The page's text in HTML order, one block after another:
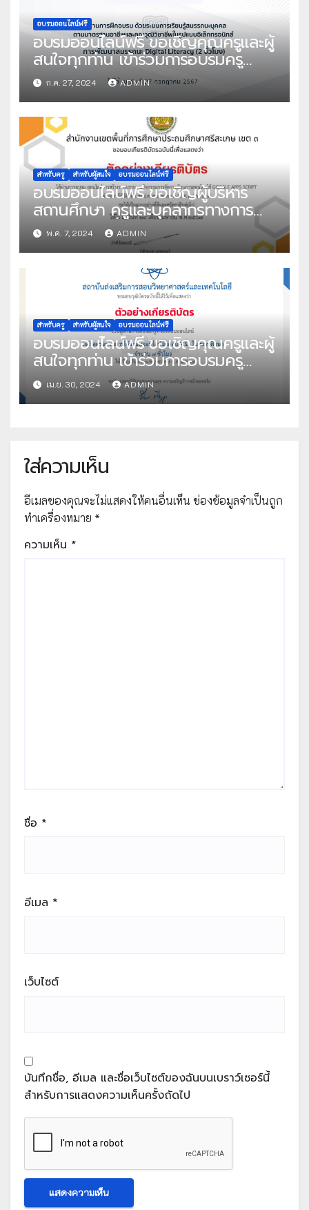
อบรมออนไลน์ฟรี
อบรมออนไลน์ฟรี ขอเชิญคุณครูและผู้
สนใจทุกท่าน เข้าร่วมการอบรมครู
ด้วยระบบออนไลน์ หลักสูตร การ
พัฒนาสมรรถนะ Digital Literacy
จำนวน 2 ชั่วโมง จัดโดย สถาบัน
คุณวุฒิวิชาชีพ (องค์การมหาชน)
ก.ค. 27, 2024 ADMIN
สำหรับครู สำหรับผู้สนใจ อบรมออนไลน์ฟรี
อบรมออนไลน์ฟรี ขอเชิญผู้บริหาร
สถานศึกษา ครูและบุคลากรทางการ
ศึกษา และผู้ที่มีความสนใจเข้าร่วม
อบรมเชิงปฏิบัติการระบบออนไลน์ ผ่าน
สถานีทีวีดิจิทัล สพป.ศรีสะเกษ เขต 3
(SSK3 Channel) หลักสูตร อบรมเชิง
ปฏิบัติการ “ICT เพื่อการบริหารสถาน
ศึกษา ” วันอังคารที่ 7 พฤษภาคม
2567 เวลา 09.00 น. เป็นต้นไป จัด
โดย สพป.ศรีสะเกษ เขต 3
พ.ค. 7, 2024 ADMIN
สำหรับครู สำหรับผู้สนใจ อบรมออนไลน์ฟรี
อบรมออนไลน์ฟรี ขอเชิญคุณครูและผู้
สนใจทุกท่าน เข้าร่วมการอบรมครู
ด้วยระบบออนไลน์ หลักสูตร อบรมการ
ใช้ระบบออนไลน์ข้อสอบ PISA ในสถาน
ศึกษา จัดโดย สถาบันส่งเสริมการสอน
เม.ย. 30, 2024 ADMIN
ใส่ความเห็น
อีเมลของคุณจะไม่แสดงให้คนอื่นเห็น ช่องข้อมูลจำเป็นถูก
ทำเครื่องหมาย *
ความเห็น *
ชื่อ *
อีเมล *
เว็บไซต์
บันทึกชื่อ, อีเมล และชื่อเว็บไซต์ของฉันบนเบราว์เซอร์นี้
สำหรับการแสดงความเห็นครั้งถัดไป